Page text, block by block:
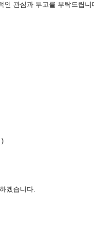
Gene
) gene is related to
관심과 투고를 부탁드립니
)
겠습니다.